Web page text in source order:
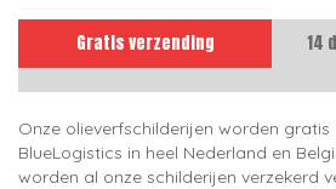
Gratis verzending
14
Onze olieverfschilderijen worden gratis
BlueLogistics in heel Nederland en
worden al onze schilderijen verzekerd